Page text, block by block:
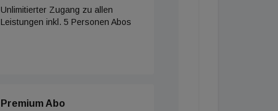
Unlimitierter Zugang zu allen
Leistungen inkl. 5 Personen Abos
Premium Abo